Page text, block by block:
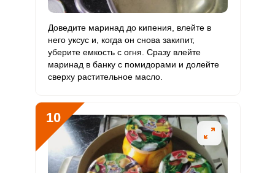
Доведите маринад до кипения, влейте в
него уксус и, когда он снова закипит,
уберите емкость с огня. Сразу влейте
маринад в банку с помидорами и долейте
сверху растительное масло.
10